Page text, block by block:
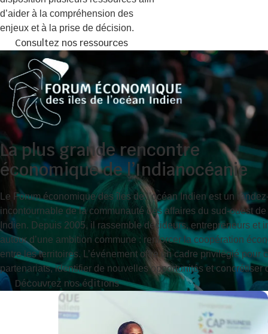
d’aider à la compréhension des
enjeux et à la prise de décision.
Consultez nos ressources
La plus grande rencontre
économique de l’Indianocéanie
Le Forum économique des îles de l’océan Indien est un
incontournable de la communauté des affaires du sud-ouest de
Indien. Depuis 2005, il rassemble décideurs, entrepreneurs et
autour d’une ambition commune : renforcer la coopération
entre les territoires. L’événement offre un cadre privilégié pour
partenariats, identifier de nouvelles opportunités et concrétiser
Découvrez nos éditions